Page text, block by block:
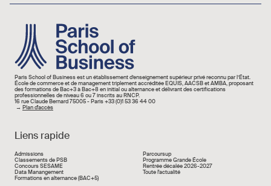
Image
Paris School of Business est un établissement d’enseignement supérieur privé reconnu par l’État.
École de commerce et de management triplement accréditée EQUIS, AACSB et AMBA, proposant
des formations de Bac+3 à Bac+8 en initial ou alternance et délivrant des certifications
professionnelles de niveau 6 ou 7 inscrits au RNCP.
16 rue Claude Bernard 75005 - Paris +33 (0)1 53 36 44 00
→ Plan d'accès
Liens rapide
Liens rapide
Admissions
Classements de PSB
Concours SESAME
Data Manangement
Formations en alternance (BAC+5)
Parcoursup
Programme Grande École
Rentrée décalée 2026-2027
Toute l'actualité